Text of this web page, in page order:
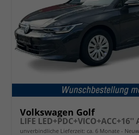
Volkswagen Golf
LIFE LED+PDC+VICO+ACC+16''
unverbindliche Lieferzeit: ca. 6 Monate